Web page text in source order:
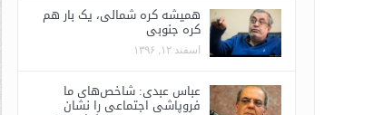
همیشه کره شمالی، یک بار هم
کره جنوبی
اسفند ۱۲, ۱۳۹۶
عباس عبدی: شاخص‌های ما
فروپاشی اجتماعی را نشان